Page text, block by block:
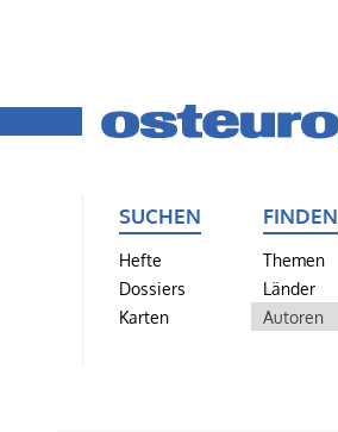
SUCHEN
Hefte
Dossiers
Karten
FINDEN
Themen
Länder
Autoren